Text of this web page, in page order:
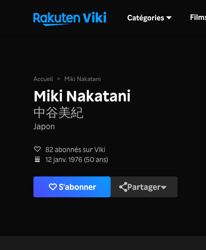
Catégories
Accueil > Miki Nakatani
Miki Nakatani
中谷美紀
Japon
82 abonnés sur Viki
12 janv. 1976 (50 ans)
S'abonner Partager